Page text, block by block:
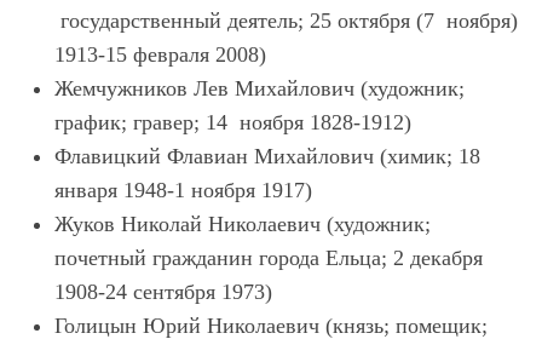
государственный деятель; 25 октября (7 ноября)
1913-15 февраля 2008)
Жемчужников Лев Михайлович (художник;
график; гравер; 14 ноября 1828-1912)
Флавицкий Флавиан Михайлович (химик; 18
января 1948-1 ноября 1917)
Жуков Николай Николаевич (художник;
почетный гражданин города Ельца; 2 декабря
1908-24 сентября 1973)
Голицын Юрий Николаевич (князь; помещик;